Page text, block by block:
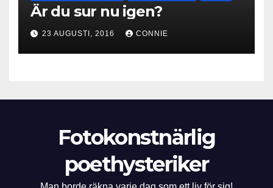
Är du sur nu igen?
23 AUGUSTI, 2016 CONNIE
Fotokonstnärlig
poethysteriker